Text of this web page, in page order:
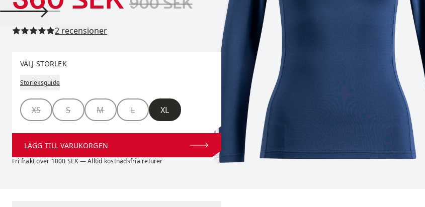
Läs alla recensioner
2 recensioner
Välj storlek
VÄLJ STORLEK
Storleksguide
Storlek
XS S M L XL
LÄGG TILL VARUKORGEN
Fri frakt över 1000 SEK — Alltid kostnadsfria returer